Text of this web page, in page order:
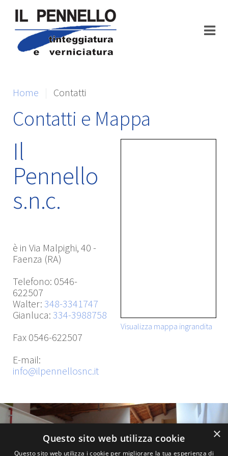
Home Contatti
Contatti e Mappa
Il
Pennello
s.n.c.
è in Via Malpighi, 40 -
Faenza (RA)
Telefono: 0546-
622507
Walter: 348-3341747
Gianluca: 334-3988758
Fax 0546-622507
E-mail:
info@ilpennellosnc.it
Visualizza mappa ingrandita
×
Questo sito web utilizza cookie
Questo sito web utilizza i cookie per migliorare la tua esperienza di